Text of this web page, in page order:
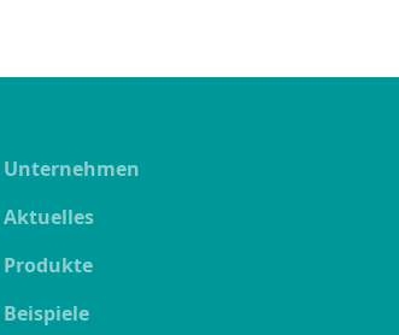
Unternehmen
Aktuelles
Produkte
Beispiele